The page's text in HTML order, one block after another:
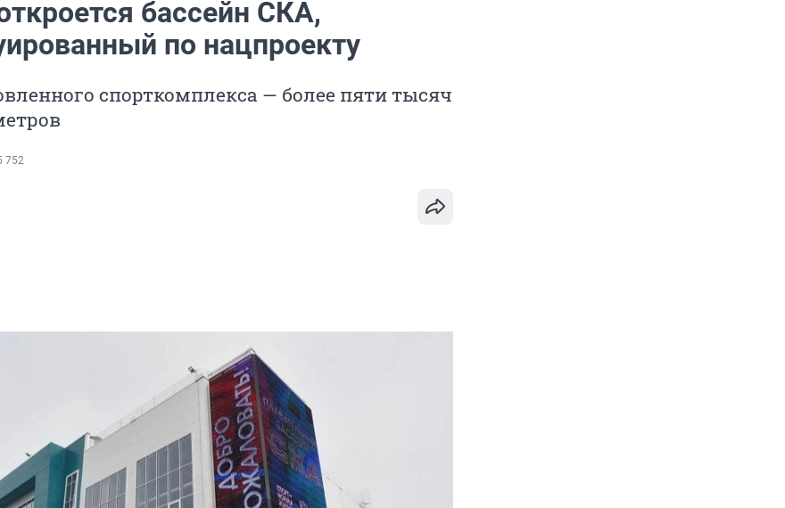
бассейн СКА,
по нацпроекту
спорткомплекса — более пяти тысяч
752